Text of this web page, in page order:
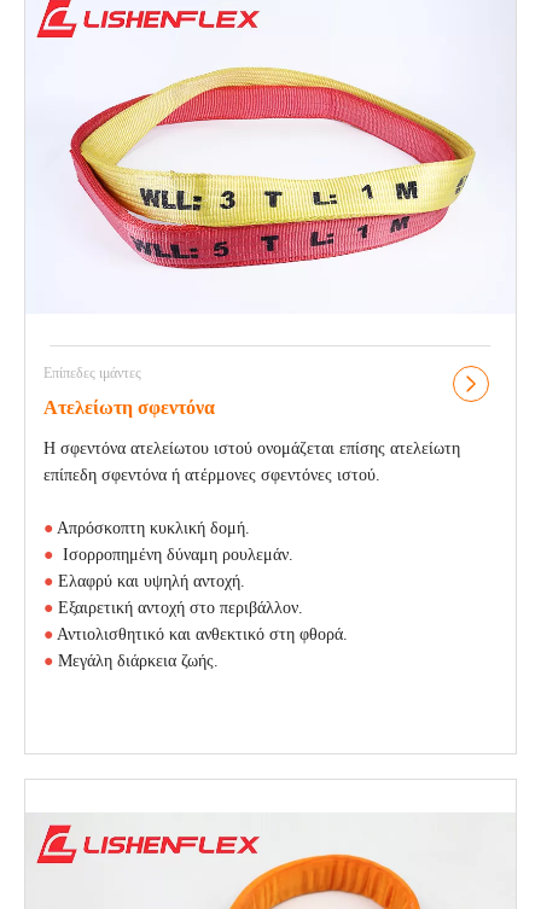
Επίπεδες ιμάντες
Ατελείωτη σφεντόνα
Η σφεντόνα ατελείωτου ιστού ονομάζεται επίσης ατελείωτη
επίπεδη σφεντόνα ή ατέρμονες σφεντόνες ιστού.
● Απρόσκοπτη κυκλική δομή.
● Ισορροπημένη δύναμη ρουλεμάν.
● Ελαφρύ και υψηλή αντοχή.
● Εξαιρετική αντοχή στο περιβάλλον.
● Αντιολισθητικό και ανθεκτικό στη φθορά.
● Μεγάλη διάρκεια ζωής.